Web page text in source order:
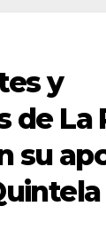
y
de La
su